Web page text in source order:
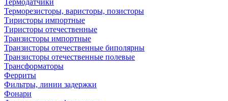
Терморезисторы, варисторы, позисторы
Тиристоры импортные
Тиристоры отечественные
Транзисторы импортные
Транзисторы отечественные биполярны
Транзисторы отечественные полевые
Трансформаторы
Ферриты
Фильтры, линии задержки
Фонари